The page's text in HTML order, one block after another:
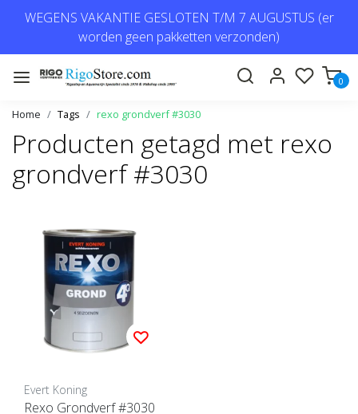
WEGENS VAKANTIE GESLOTEN T/M 7 AUGUSTUS (er
worden geen pakketten verzonden)
0
Home Tags rexo grondverf #3030
Producten getagd met rexo
grondverf #3030
Evert Koning
Rexo Grondverf #3030